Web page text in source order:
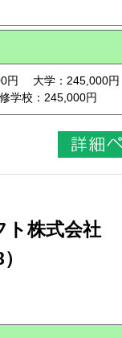
円 大学：245,000
学校：245,000円
ト株式会社